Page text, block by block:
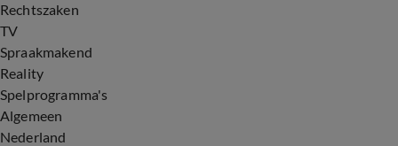
Rechtszaken
TV
Spraakmakend
Reality
Spelprogramma's
Algemeen
Nederland